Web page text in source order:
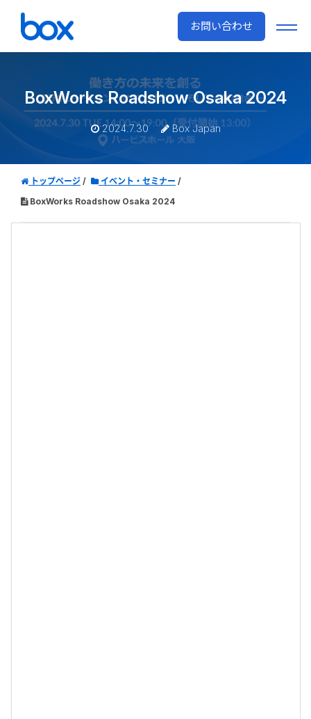
お問い合わせ
BoxWorks Roadshow Osaka 2024
2024.7.30 Box Japan
トップページ
イベント・セミナー
BoxWorks Roadshow Osaka 2024